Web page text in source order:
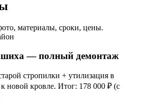
материалы, сроки, цены.
— полный демонтаж
стропилки + утилизация в
кровле. Итог: 178 000 ₽ (с